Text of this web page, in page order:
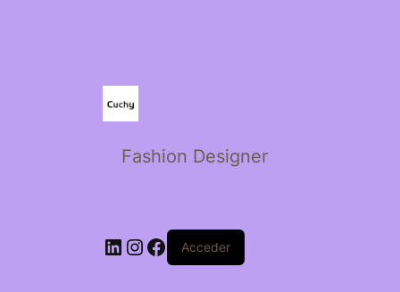
Fashion Designer
Acceder